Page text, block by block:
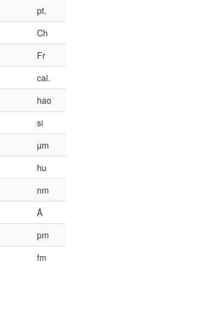
pt.
Ch
Fr
cal.
hao
si
µm
hu
nm
Å
pm
fm